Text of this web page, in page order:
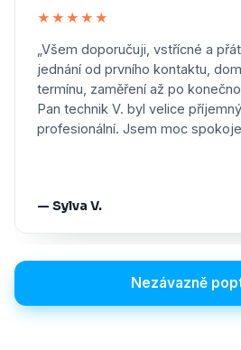
★★★★★
„Všem doporučuji, vstřícné a
jednání od prvního kontaktu,
termínu, zaměření až po
Pan technik V. byl velice
profesionální. Jsem moc
— Sylva V.
Nezávazně